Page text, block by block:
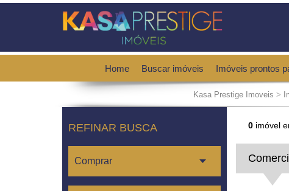
Home Buscar imóveis Imóveis prontos
Kasa Prestige Imoveis >
REFINAR BUSCA 0 imóvel